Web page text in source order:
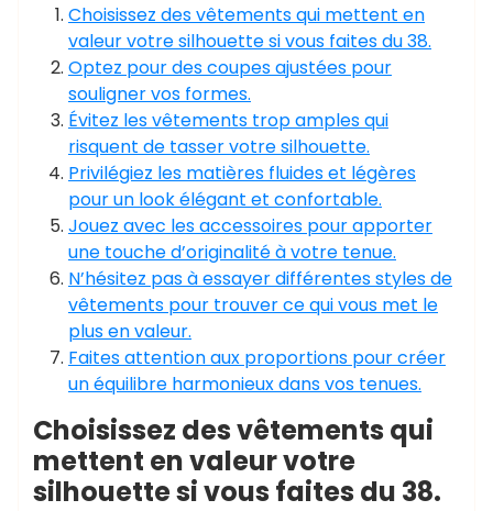
Choisissez des vêtements qui mettent en
valeur votre silhouette si vous faites du 38.
Optez pour des coupes ajustées pour
souligner vos formes.
Évitez les vêtements trop amples qui
risquent de tasser votre silhouette.
Privilégiez les matières fluides et légères
pour un look élégant et confortable.
Jouez avec les accessoires pour apporter
une touche d’originalité à votre tenue.
N’hésitez pas à essayer différentes styles de
vêtements pour trouver ce qui vous met le
plus en valeur.
Faites attention aux proportions pour créer
un équilibre harmonieux dans vos tenues.
Choisissez des vêtements qui
mettent en valeur votre
silhouette si vous faites du 38.